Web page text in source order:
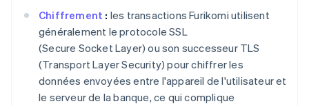
Chiffrement : les transactions Furikomi utilisent
généralement le protocole SSL
(Secure Socket Layer) ou son successeur TLS
(Transport Layer Security) pour chiffrer les
données envoyées entre l'appareil de l'utilisateur et
le serveur de la banque, ce qui complique